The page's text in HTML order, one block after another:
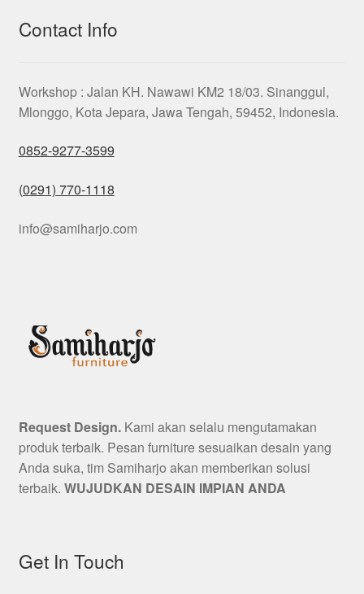
Contact Info
Workshop : Jalan KH. Nawawi KM2 18/03. Sinanggul,
Mlonggo, Kota Jepara, Jawa Tengah, 59452, Indonesia.
0852-9277-3599
(0291) 770-1118
info@samiharjo.com
Request Design.Kami akan selalu mengutamakan
produk terbaik. Pesan furniture sesuaikan desain yang
Anda suka, tim Samiharjo akan memberikan solusi
terbaik. WUJUDKAN DESAIN IMPIAN ANDA
Get In Touch